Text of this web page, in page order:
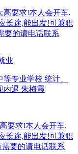
高要求!本人会开车,
长途,能出发!可兼职
要的请电话联系
业
专业学校 统计、
内退 朱梅霞
要求!本人会开车,
长途,能出发!可兼职
要的请电话联系